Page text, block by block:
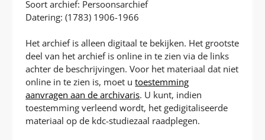
Soort archief: Persoonsarchief
Datering: (1783) 1906-1966
Het archief is alleen digitaal te bekijken. Het grootste
deel van het archief is online in te zien via de links
achter de beschrijvingen. Voor het materiaal dat niet
online in te zien is, moet utoestemming
aanvragen aan de archivaris. U kunt, indien
toestemming verleend wordt, het gedigitaliseerde
materiaal op de kdc-studiezaal raadplegen.